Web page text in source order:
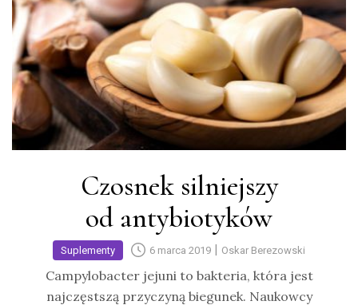
Czosnek silniejszy
od antybiotyków
Suplementy 6 marca 2019 | Oskar Berezowski
Campylobacter jejuni to bakteria, która jest
najczęstszą przyczyną biegunek. Naukowcy